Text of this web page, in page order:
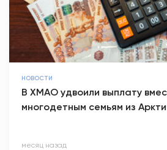
НОВОСТИ
В ХМАО удвоили выплату
многодетным семьям из
месяц назад